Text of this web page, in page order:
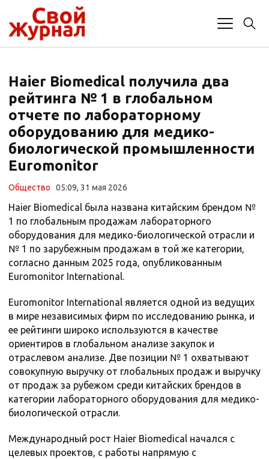
Haier Biomedical получила два
рейтинга № 1 в глобальном
отчете по лабораторному
оборудованию для медико-
биологической промышленности
Euromonitor
Общество 05:09, 31 мая 2026
Haier Biomedical была названа китайским брендом №
1 по глобальным продажам лабораторного
оборудования для медико-биологической отрасли и
№ 1 по зарубежным продажам в той же категории,
согласно данным 2025 года, опубликованным
Euromonitor International.
Euromonitor International является одной из ведущих
в мире независимых фирм по исследованию рынка, и
ее рейтинги широко используются в качестве
ориентиров в глобальном анализе закупок и
отраслевом анализе. Две позиции № 1 охватывают
совокупную выручку от глобальных продаж и выручку
от продаж за рубежом среди китайских брендов в
категории лабораторного оборудования для медико-
биологической отрасли.
Международный рост Haier Biomedical начался с
целевых проектов, с работы напрямую с